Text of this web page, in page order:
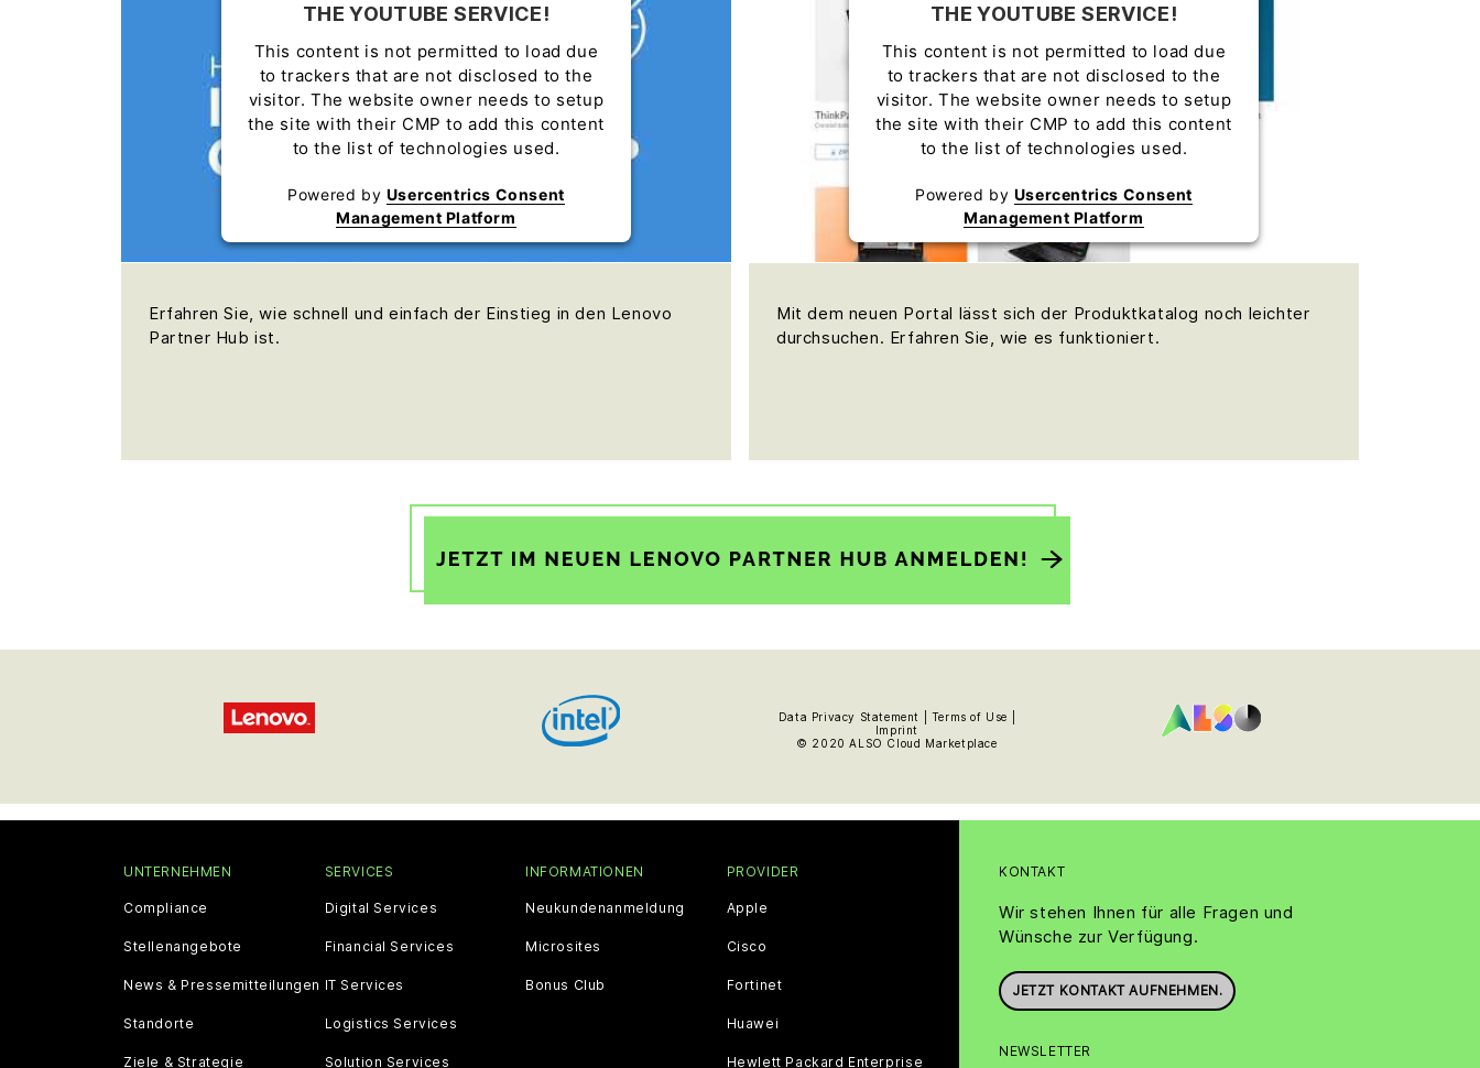
THE YOUTUBE SERVICE!
This content is not permitted to load due
to trackers that are not disclosed to the
visitor. The website owner needs to setup
the site with their CMP to add this content
to the list of technologies used.
Powered by Usercentrics Consent
Management Platform
THE YOUTUBE SERVICE!
This content is not permitted to load due
to trackers that are not disclosed to the
visitor. The website owner needs to setup
the site with their CMP to add this content
to the list of technologies used.
Powered by Usercentrics Consent
Management Platform
Erfahren Sie, wie schnell und einfach der Einstieg in den Lenovo
Partner Hub ist.
Mit dem neuen Portal lässt sich der Produktkatalog noch leichter
durchsuchen. Erfahren Sie, wie es funktioniert.
Data Privacy Statement | Terms of Use |
Imprint
© 2020 ALSO Cloud Marketplace
KONTAKT
Wir stehen Ihnen für alle Fragen und
Wünsche zur Verfügung.
JETZT KONTAKT AUFNEHMEN.
NEWSLETTER
UNTERNEHMEN
Compliance
Stellenangebote
News & Pressemitteilungen
Standorte
Ziele & Strategie
SERVICES
Digital Services
Financial Services
IT Services
Logistics Services
Solution Services
INFORMATIONEN
Neukundenanmeldung
Microsites
Bonus Club
PROVIDER
Apple
Cisco
Fortinet
Huawei
Hewlett Packard Enterprise